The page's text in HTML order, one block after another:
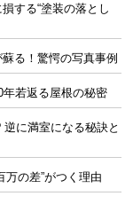
する“塗装の落とし
る！驚愕の写真事例
年若返る屋根の秘密
逆に満室になる秘訣と
万の差”がつく理由